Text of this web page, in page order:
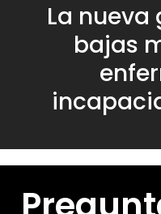
La nueva
bajas